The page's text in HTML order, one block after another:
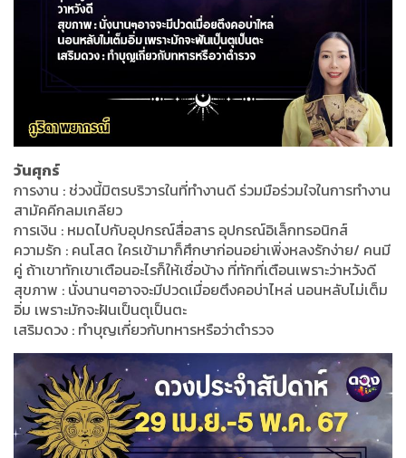
วันศุกร์
การงาน : ช่วงนี้มิตรบริวารในที่ทำงานดี ร่วมมือร่วมใจในการทำงาน
สามัคคีกลมเกลียว
การเงิน : หมดไปกับอุปกรณ์สื่อสาร อุปกรณ์อิเล็กทรอนิกส์
ความรัก : คนโสด ใครเข้ามาก็ศึกษาก่อนอย่าเพิ่งหลงรักง่าย/ คนมี
คู่ ถ้าเขาทักเขาเตือนอะไรก็ให้เชื่อบ้าง ที่ทักที่เตือนเพราะว่าหวังดี
สุขภาพ : นั่งนานๆอาจจะมีปวดเมื่อยตึงคอบ่าไหล่ นอนหลับไม่เต็ม
อิ่ม เพราะมักจะฝันเป็นตุเป็นตะ
เสริมดวง : ทำบุญเกี่ยวกับทหารหรือว่าตำรวจ